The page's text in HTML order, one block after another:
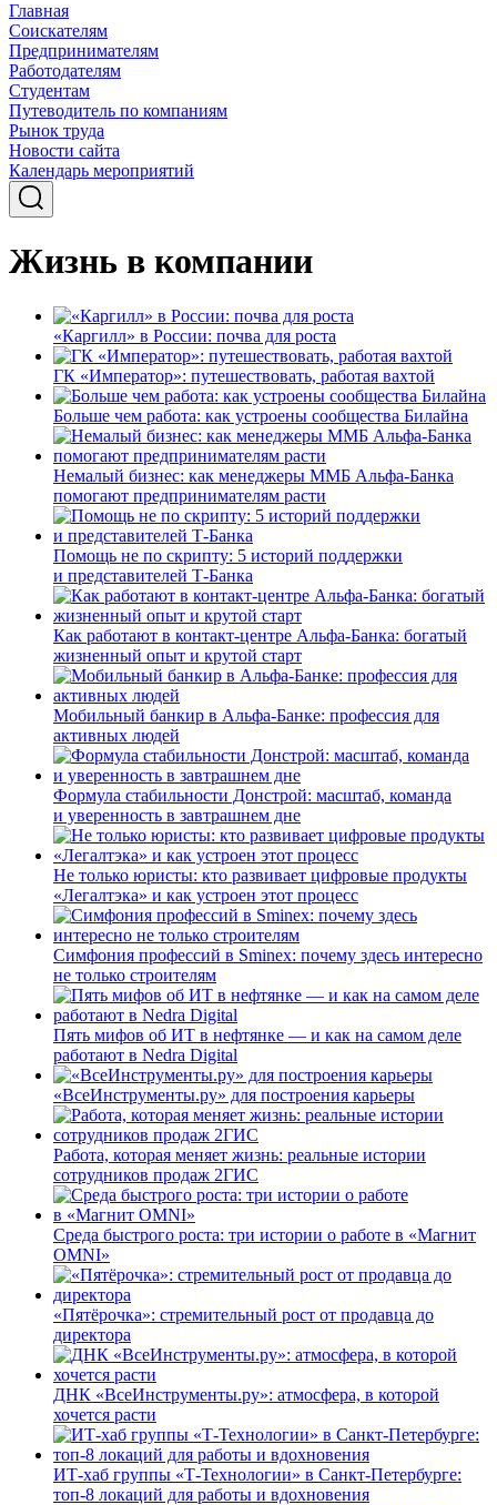
Главная
Соискателям
Предпринимателям
Работодателям
Студентам
Путеводитель по компаниям
Рынок труда
Новости сайта
Календарь мероприятий
Жизнь в компании
«Каргилл» в России: почва для роста
ГК «Император»: путешествовать, работая вахтой
Больше чем работа: как устроены сообщества Билайна
Немалый бизнес: как менеджеры ММБ Альфа-Банка
помогают предпринимателям расти
Помощь не по скрипту: 5 историй поддержки
и представителей Т-Банка
Как работают в контакт-центре Альфа-Банка: богатый
жизненный опыт и крутой старт
Мобильный банкир в Альфа-Банке: профессия для
активных людей
Формула стабильности Донстрой: масштаб, команда
и уверенность в завтрашнем дне
Не только юристы: кто развивает цифровые продукты
«Легалтэка» и как устроен этот процесс
Симфония профессий в Sminex: почему здесь интересно
не только строителям
Пять мифов об ИТ в нефтянке — и как на самом деле
работают в Nedra Digital
«ВсеИнструменты.ру» для построения карьеры
Работа, которая меняет жизнь: реальные истории
сотрудников продаж 2ГИС
Среда быстрого роста: три истории о работе в «Магнит
OMNI»
«Пятёрочка»: стремительный рост от продавца до
директора
ДНК «ВсеИнструменты.ру»: атмосфера, в которой
хочется расти
ИТ-хаб группы «Т-Технологии» в Санкт-Петербурге:
топ-8 локаций для работы и вдохновения